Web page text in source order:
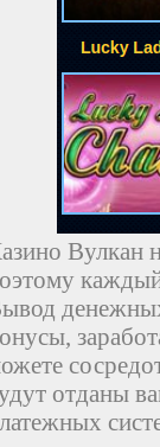
Вулкан
отданы